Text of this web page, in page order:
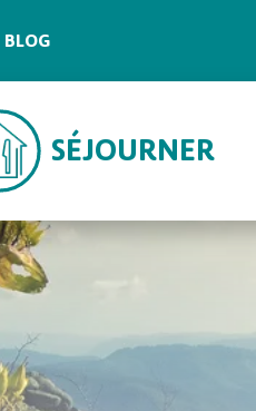
BLOG
SÉJOURNER